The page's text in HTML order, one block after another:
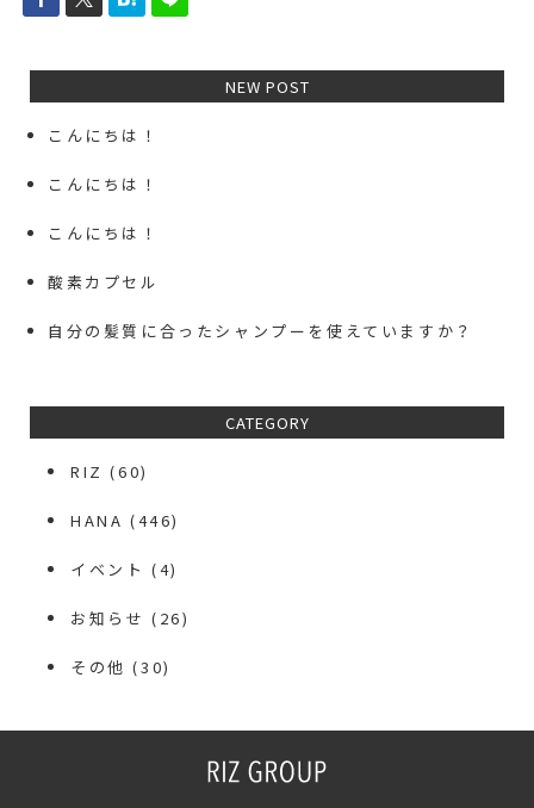
NEW POST
こんにちは！
こんにちは！
こんにちは！
酸素カプセル
自分の髪質に合ったシャンプーを使えていますか？
CATEGORY
RIZ (60)
HANA (446)
イベント (4)
お知らせ (26)
その他 (30)